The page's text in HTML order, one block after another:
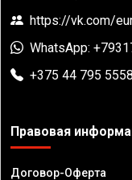
https://vk.com/
WhatsApp:
+375 44 795 5558
Правовая
Договор-Оферта